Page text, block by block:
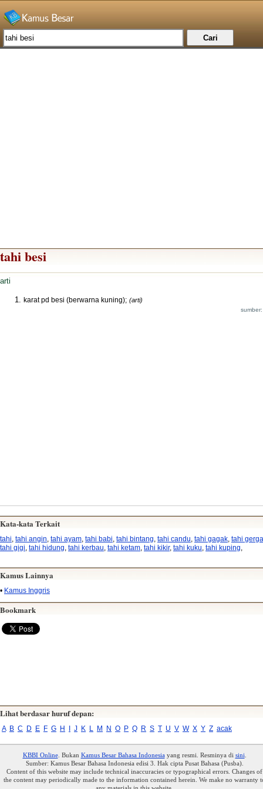
tahi besi
arti
karat pd besi (berwarna kuning); (arti)
Kata-kata Terkait
tahi tahi angin tahi ayam tahi babi tahi bintang tahi candu tahi gagak tahi
tahi gigi tahi hidung tahi kerbau tahi ketam tahi kikir, tahi kuku tahi kuping
Kamus Lainnya
• Kamus Inggris
Bookmark
Lihat berdasar huruf depan:
A B C D E F G H J K L M N O P Q R S T U V W X Y Z acak
KBBI Online. Bukan Kamus Besar Bahasa Indonesiayang resmi. Resminya di sini
Sumber: Kamus Besar Bahasa Indonesia edisi 3. Hak cipta Pusat Bahasa (Pusba).
Content of this website may include technical inaccuracies or typographical errors. Changes of
the content may periodically made to the information contained herein. We make no warranty